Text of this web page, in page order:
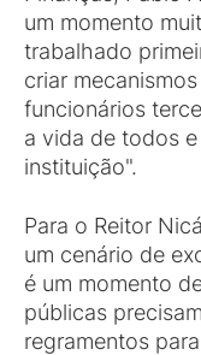
um momento
trabalhado
criar
funcionários
a vida de todos
instituição".
Para o Reitor
um cenário de
é um momento
públicas
regramentos